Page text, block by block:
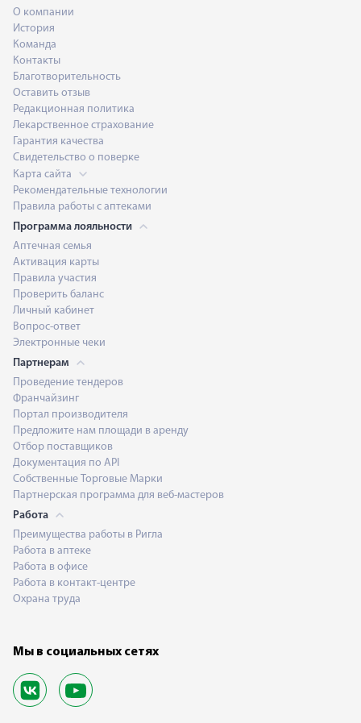
О компании
История
Команда
Контакты
Благотворительность
Оставить отзыв
Редакционная политика
Лекарственное страхование
Гарантия качества
Свидетельство о поверке
Карта сайта
Рекомендательные технологии
Правила работы с аптеками
Программа лояльности
Аптечная семья
Активация карты
Правила участия
Проверить баланс
Личный кабинет
Вопрос-ответ
Электронные чеки
Партнерам
Проведение тендеров
Франчайзинг
Портал производителя
Предложите нам площади в аренду
Отбор поставщиков
Документация по API
Собственные Торговые Марки
Партнерская программа для веб-мастеров
Работа
Преимущества работы в Ригла
Работа в аптеке
Работа в офисе
Работа в контакт-центре
Охрана труда
Мы в социальных сетях